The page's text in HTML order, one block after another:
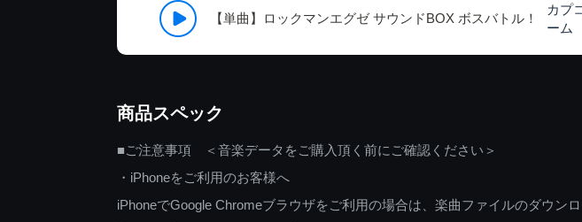
【単曲】ロックマンエグゼ サウンドBOX ボスバトル！
カプ
ーム
商品スペック
■ご注意事項 ＜音楽データをご購入頂く前にご確認ください＞
・iPhoneをご利用のお客様へ
iPhoneでGoogle Chromeブラウザをご利用の場合は、楽曲ファイルのダウンロ